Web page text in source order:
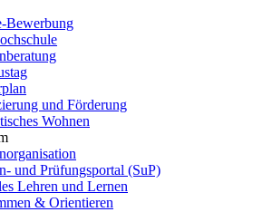
Bewerbung
und Förderung
Wohnen
und Prüfungsportal (SuP)
Lehren und Lernen
& Orientieren